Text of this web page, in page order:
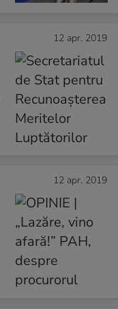
12 apr. 2019
12 apr. 2019